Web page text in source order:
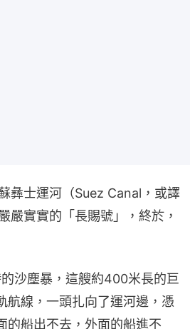
彝士運河（Suez Canal，或譯
嚴實實的「長賜號」，終於，
沙塵暴，這艘約400米長的巨
航線，一頭扎向了運河邊，憑
的船出不去，外面的船進不